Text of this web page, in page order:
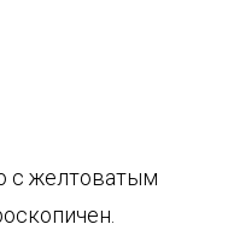
с желтоватым